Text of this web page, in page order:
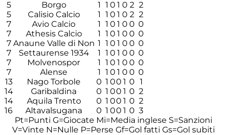
5
Borgo 1 1 0 1 0 2 2
5
Calisio Calcio 1 1 0 1 0 2 2
7
Avio Calcio 1 1 0 1 0 0 0
7
Athesis Calcio 1 1 0 1 0 0 0
7 Anaune Valle di Non 1 1 0 1 0 0 0
7
Settaurense 1934 1 1 0 1 0 0 0
7
Molvenospor 1 1 0 1 0 0 0
7
Alense 1 1 0 1 0 0 0
13
Nago Torbole 0 1 00 1 0 1
14
Garibaldina 0 1 00 1 0 2
14
Aquila Trento 0 1 00 1 0 2
16
Altavalsugana 0 1 00 1 0 3
Pt=Punti G=Giocate Mi=Media inglese S=Sanzioni
V=Vinte N=Nulle P=Perse Gf=Gol fatti Gs=Gol subiti